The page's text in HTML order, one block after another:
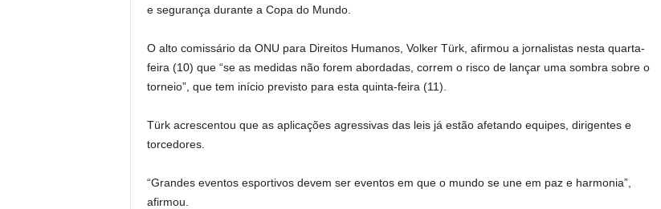
e segurança durante a Copa do Mundo.
O alto comissário da ONU para Direitos Humanos, Volker Türk, afirmou a jornalistas nesta quarta-
feira (10) que “se as medidas não forem abordadas, correm o risco de lançar uma sombra sobre o
torneio”, que tem início previsto para esta quinta-feira (11).
Türk acrescentou que as aplicações agressivas das leis já estão afetando equipes, dirigentes e
torcedores.
“Grandes eventos esportivos devem ser eventos em que o mundo se une em paz e harmonia”,
afirmou.